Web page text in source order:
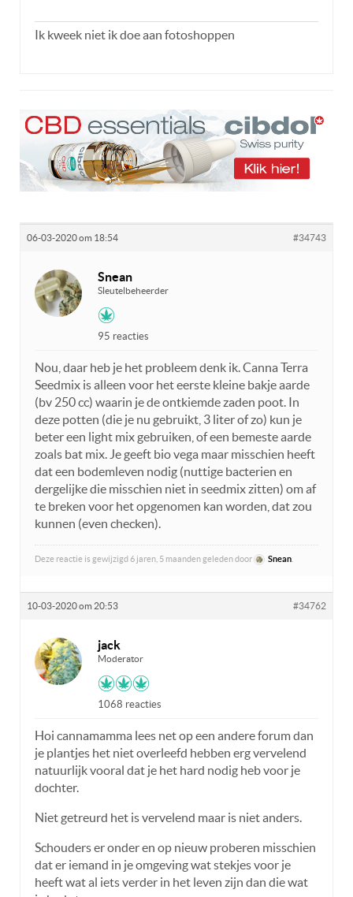
Ik kweek niet ik doe aan fotoshoppen
06-03-2020 om 18:54 #34743
Snean
Sleutelbeheerder
95 reacties
Nou, daar heb je het probleem denk ik. Canna Terra
Seedmix is alleen voor het eerste kleine bakje aarde
(bv 250 cc) waarin je de ontkiemde zaden poot. In
deze potten (die je nu gebruikt, 3 liter of zo) kun je
beter een light mix gebruiken, of een bemeste aarde
zoals bat mix. Je geeft bio vega maar misschien heeft
dat een bodemleven nodig (nuttige bacterien en
dergelijke die misschien niet in seedmix zitten) om af
te breken voor het opgenomen kan worden, dat zou
kunnen (even checken).
Deze reactie is gewijzigd 6 jaren, 5 maanden geleden door Snean
10-03-2020 om 20:53 #34762
jack
Moderator
1068 reacties
Hoi cannamamma lees net op een andere forum dan
je plantjes het niet overleefd hebben erg vervelend
natuurlijk vooral dat je het hard nodig heb voor je
dochter.
Niet getreurd het is vervelend maar is niet anders.
Schouders er onder en op nieuw proberen misschien
dat er iemand in je omgeving wat stekjes voor je
heeft wat al iets verder in het leven zijn dan die wat